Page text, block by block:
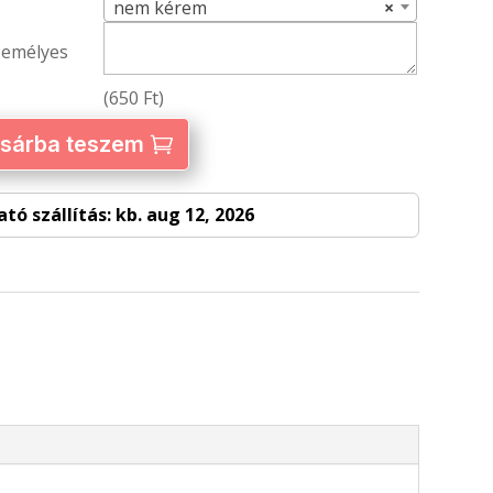
×
nem kérem
(650 Ft)
teszem
szállítás: kb. aug 12, 2026